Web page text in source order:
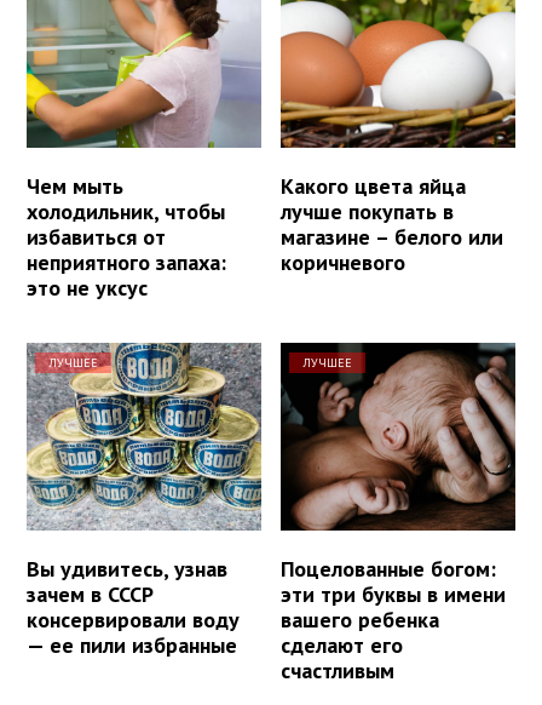
Чем мыть
холодильник, чтобы
избавиться от
неприятного запаха:
это не уксус
Какого цвета яйца
лучше покупать в
магазине – белого или
коричневого
ЛУЧШЕЕ
Вы удивитесь, узнав
зачем в СССР
консервировали воду
— ее пили избранные
ЛУЧШЕЕ
Поцелованные богом:
эти три буквы в имени
вашего ребенка
сделают его
счастливым